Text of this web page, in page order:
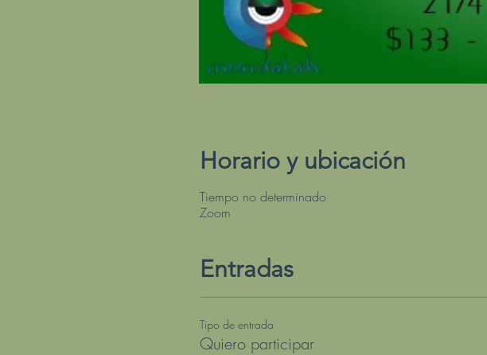
Horario y ubicación
Tiempo no determinado
Zoom
Entradas
Tipo de entrada
Quiero participar